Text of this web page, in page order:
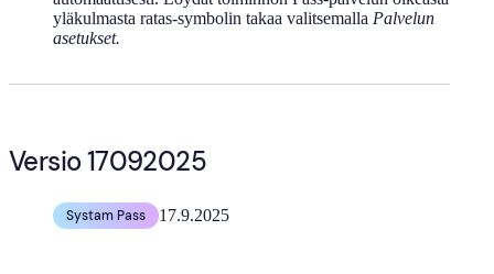
yläkulmasta ratas-symbolin takaa valitsemalla Palvelun
asetukset.
Versio 17092025
Systam Pass 17.9.2025